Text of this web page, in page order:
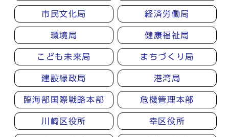
市民文化局 経済労働局
環境局 健康福祉局
こども未来局 まちづくり局
建設緑政局 港湾局
臨海部国際戦略本部 危機管理本部
川崎区役所 幸区役所